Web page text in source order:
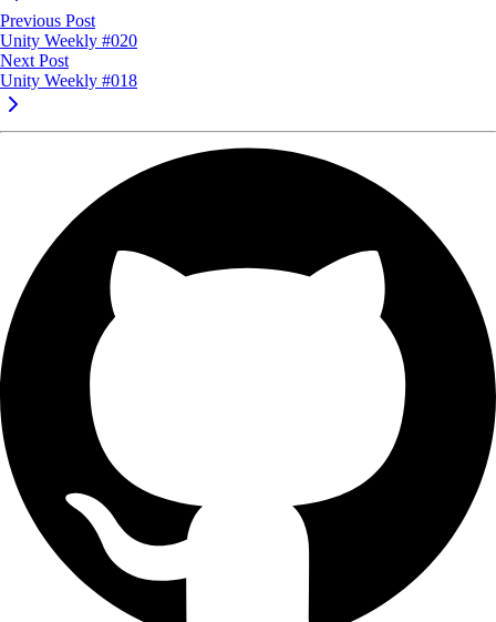
Previous Post
Unity Weekly #020
Next Post
Unity Weekly #018